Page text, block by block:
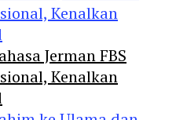
Jerman FBS
Kenalkan